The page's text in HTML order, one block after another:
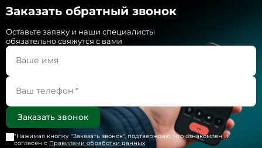
Заказать обратный звонок
Оставьте заявку и наши специалисты
обязательно свяжутся с вами
*Нажимая кнопку "Заказать звонок", подтверждаю, что ознакомлен и
согласен с Правилами обработки данных